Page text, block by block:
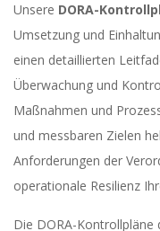
Unsere DORA-
Umsetzung und
einen detaillierten
Überwachung und
Maßnahmen und
und messbaren Zielen
Anforderungen der
operationale Resilienz
Die DORA-